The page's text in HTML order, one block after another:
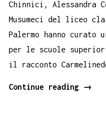
Chinnici, Alessandra
Musumeci del liceo
Palermo hanno
per le scuole
il racconto
Continue reading →